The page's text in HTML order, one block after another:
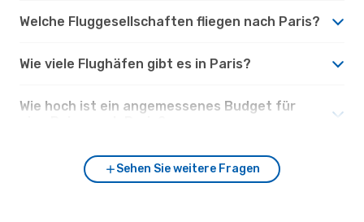
Welche Fluggesellschaften fliegen nach Paris?
Wie viele Flughäfen gibt es in Paris?
Wie hoch ist ein angemessenes Budget für
Sehen Sie weitere Fragen